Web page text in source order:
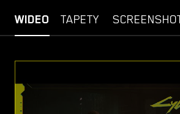
WIDEO TAPETY